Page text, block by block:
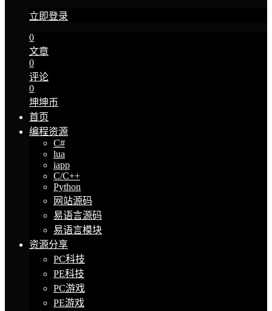
立即登录
0
文章
0
评论
0
坤坤币
首页
编程资源
C#
lua
iapp
C/C++
Python
网站源码
易语言源码
易语言模块
资源分享
PC科技
PE科技
PC游戏
PE游戏